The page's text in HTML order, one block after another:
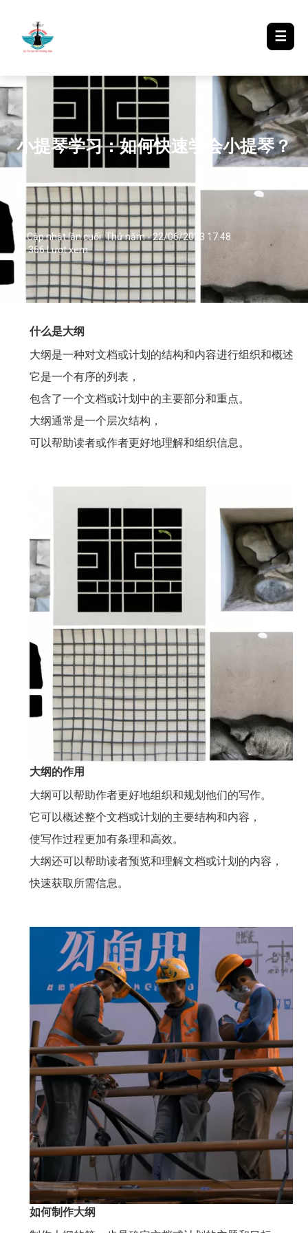
☰
小提琴学习：如何快速学会小提琴？
Cập nhật lần cuối: Thứ năm - 22/06/2023 17:48
366 Lượt xem
什么是大纲
大纲是一种对文档或计划的结构和内容进行组织和概述的
它是一个有序的列表，
包含了一个文档或计划中的主要部分和重点。
大纲通常是一个层次结构，
可以帮助读者或作者更好地理解和组织信息。
大纲的作用
大纲可以帮助作者更好地组织和规划他们的写作。
它可以概述整个文档或计划的主要结构和内容，
使写作过程更加有条理和高效。
大纲还可以帮助读者预览和理解文档或计划的内容，
快速获取所需信息。
如何制作大纲